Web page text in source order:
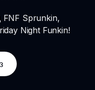
FNF Sprunkin,
Night Funkin!